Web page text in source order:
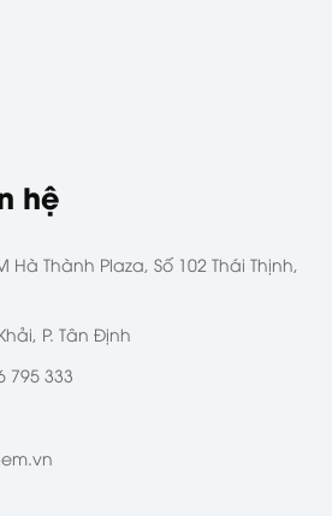
hệ
Hà Thành Plaza, Số 102 Thái Thịnh,
P. Tân Định
795 333